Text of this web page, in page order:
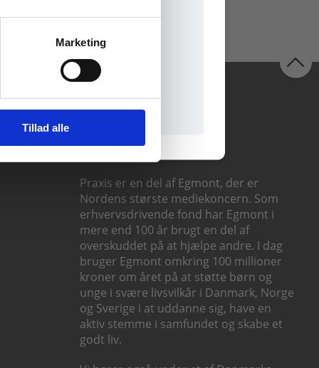
Marketing
Tillad alle
Følg os
Praxis er en del af Egmont, der er
Nordens største mediekoncern. Som
erhvervsdrivende fond har Egmont i
mere end 100 år brugt en del af
overskuddet på at hjælpe andre. I dag
bruger Egmont omkring 100 millioner
kroner om året på at støtte børn og
unge i svære livsvilkår i Danmark, Norge
og Sverige i at uddanne sig, have en
aktiv stemme i samfundet og skabe et
godt liv.